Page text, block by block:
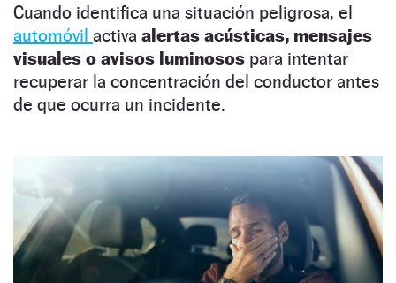
Cuando identifica una situación peligrosa, el
automóvil activa alertas acústicas, mensajes
visuales o avisos luminosos para intentar
recuperar la concentración del conductor antes
de que ocurra un incidente.